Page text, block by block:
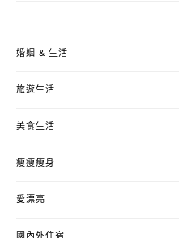
婚姻 & 生活
旅遊生活
美食生活
瘦瘦瘦身
愛漂亮